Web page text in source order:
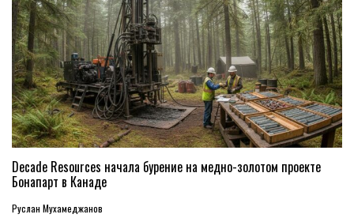
Decade Resources начала бурение на медно-золотом проекте
Бонапарт в Канаде
Руслан Мухамеджанов